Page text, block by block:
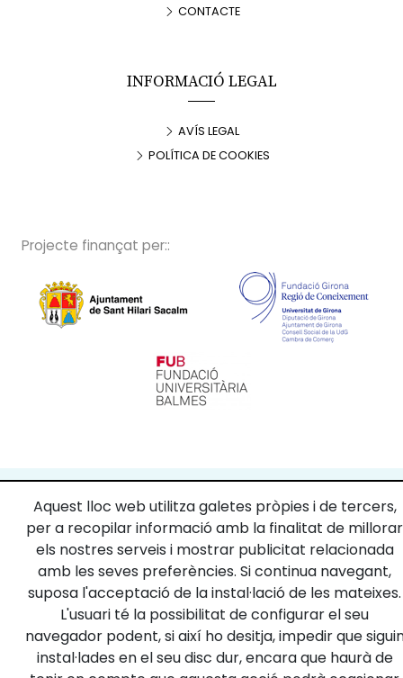
CONTACTE
INFORMACIÓ LEGAL
AVÍS LEGAL
POLÍTICA DE COOKIES
Projecte finançat per::
reservats
Design by: Alterego
Aquest lloc web utilitza galetes pròpies i de tercers,
per a recopilar informació amb la finalitat de millorar
els nostres serveis i mostrar publicitat relacionada
amb les seves preferències. Si continua navegant,
suposa l'acceptació de la instal·lació de les mateixes.
L'usuari té la possibilitat de configurar el seu
navegador podent, si així ho desitja, impedir que
instal·lades en el seu disc dur, encara que haurà de